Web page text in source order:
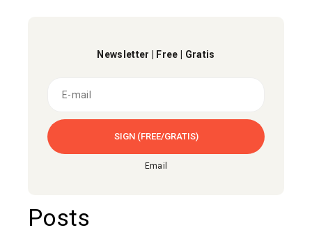
Newsletter | Free | Gratis
Email
Posts